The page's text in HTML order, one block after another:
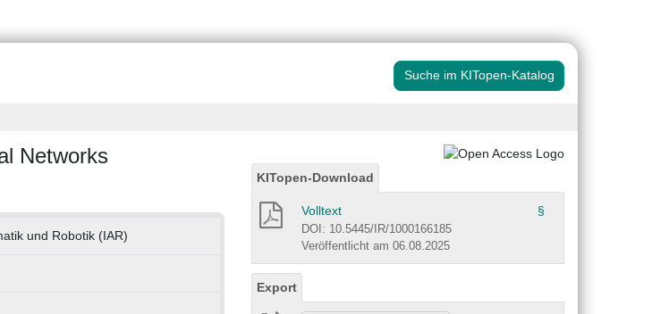
Suche im KITopen-Katalog
Networks
und Robotik (IAR)
KITopen-Download
Volltext §
DOI: 10.5445/IR/1000166185
Veröffentlicht am 06.08.2025
Export